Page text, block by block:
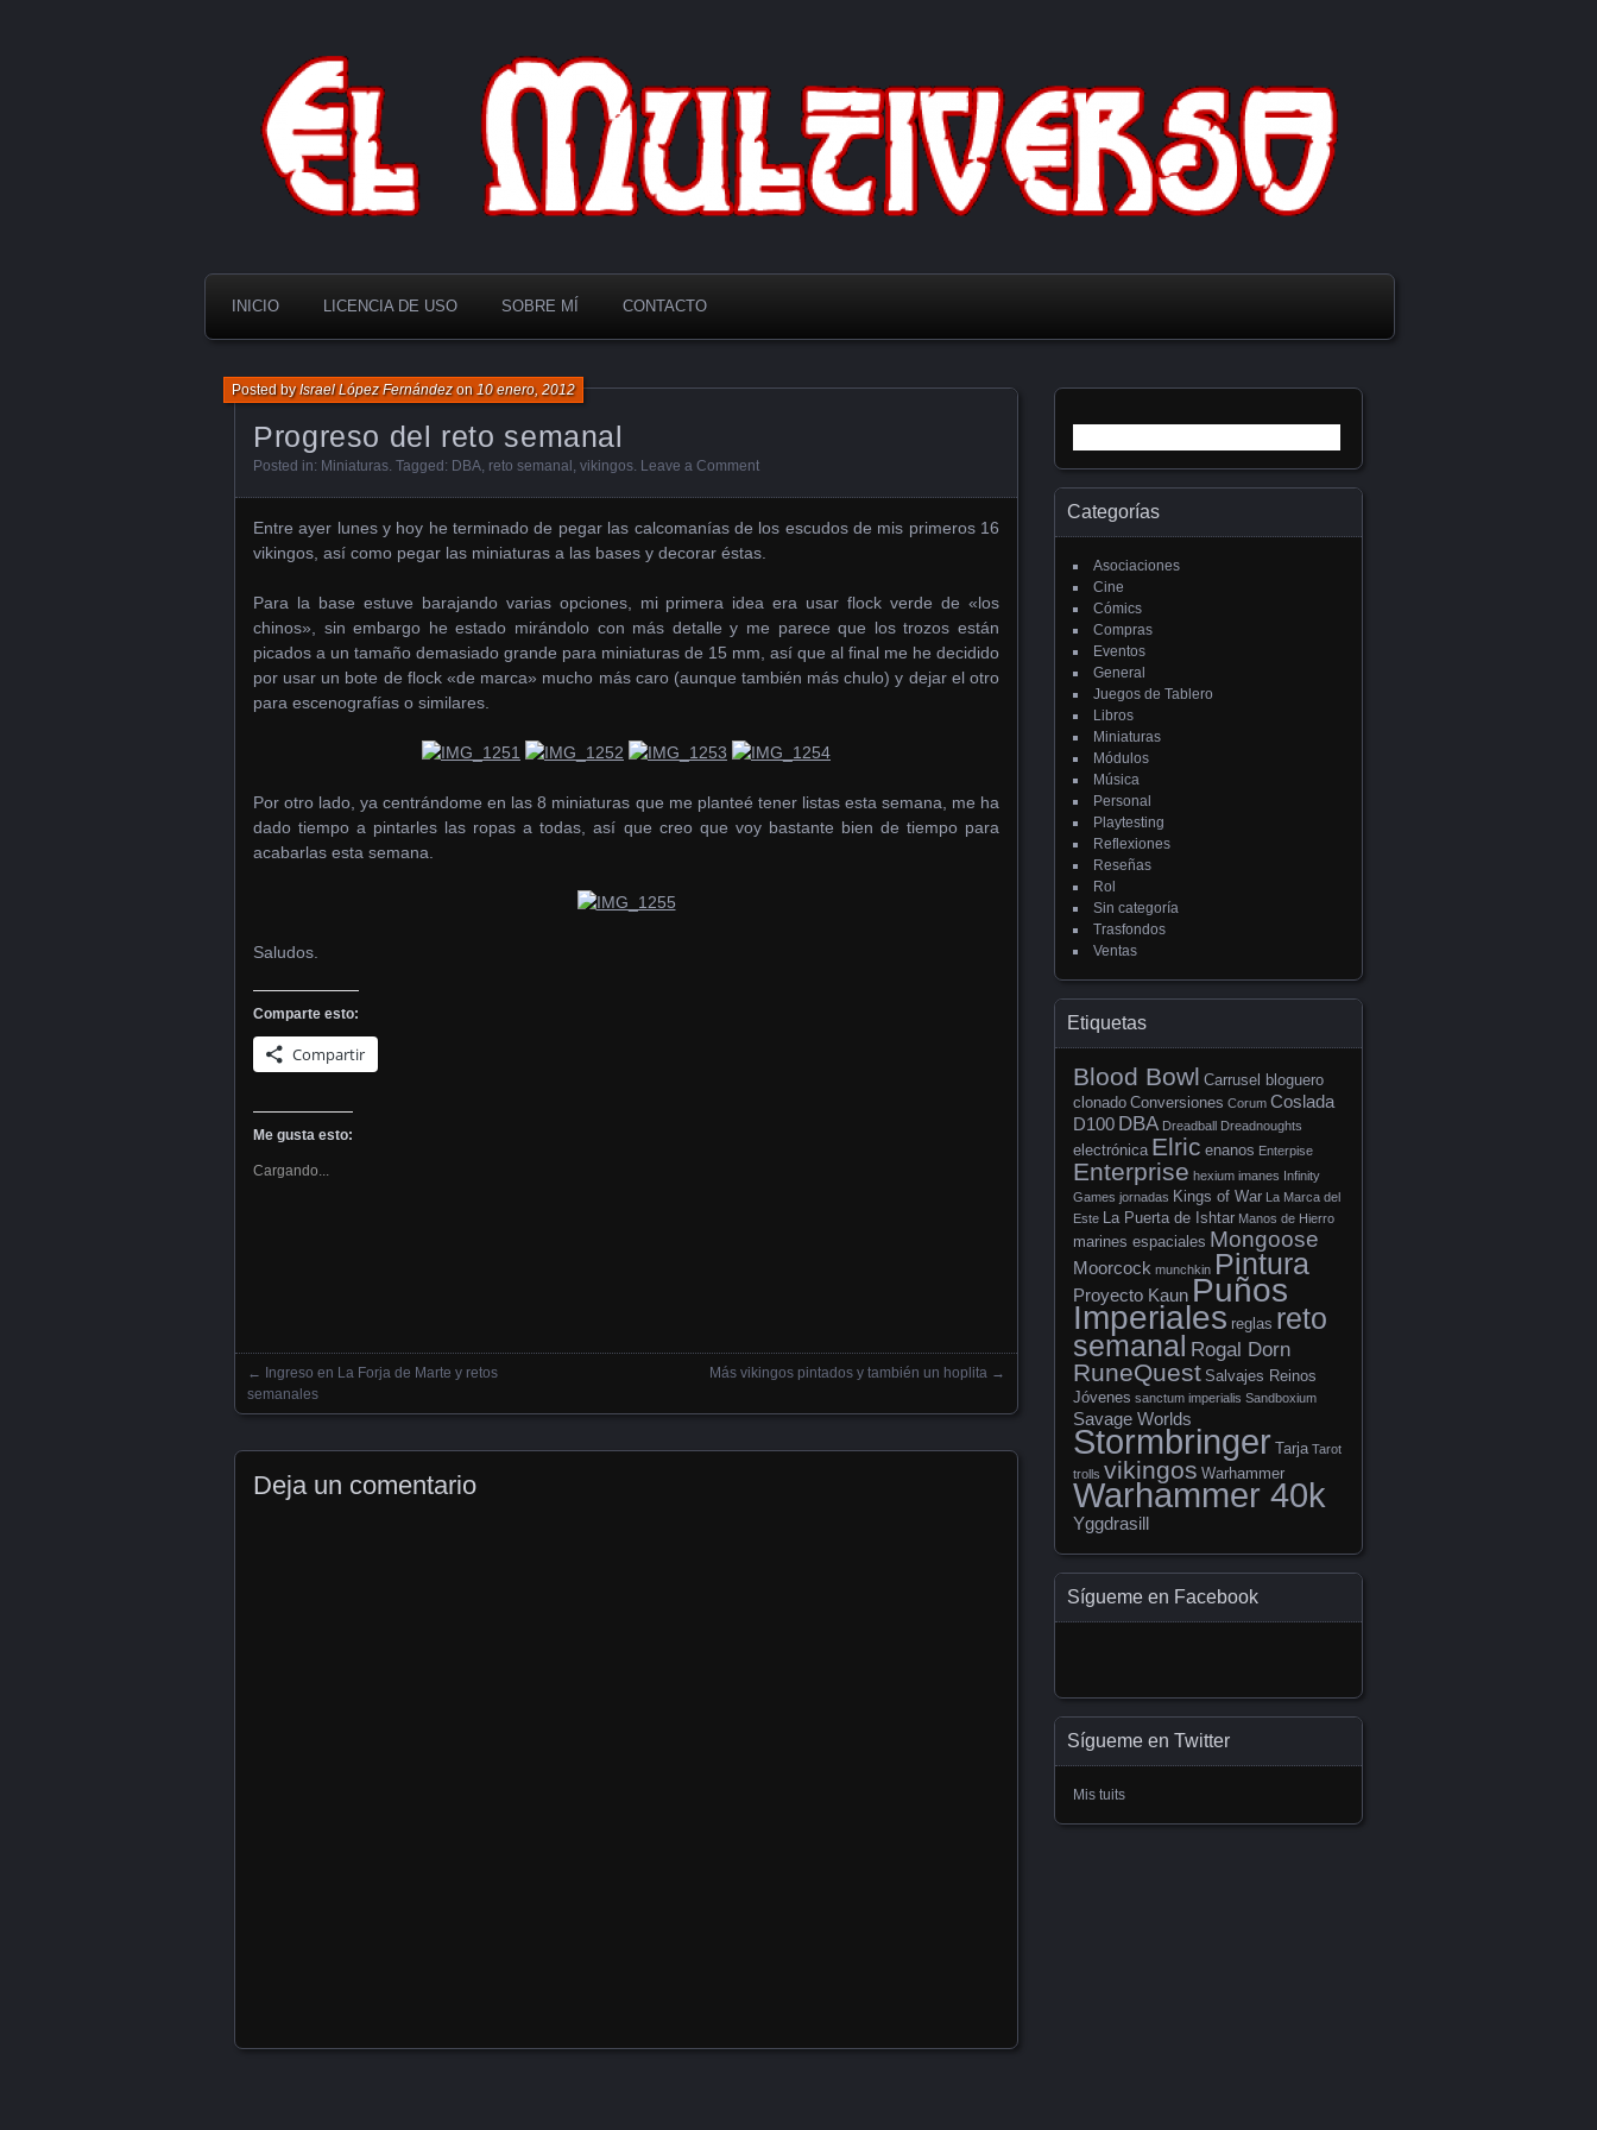
El Multiverso
INICIO LICENCIA DE USO SOBRE MÍ CONTACTO
Progreso del reto semanal
Posted byIsrael López Fernándezon10 enero, 2012
Posted in: Miniaturas. Tagged: DBA, reto semanal , vikingos. Leave a Comment
Entre ayer lunes y hoy he terminado de pegar las calcomanías de los escudos de mis primeros 16
vikingos, así como pegar las miniaturas a las bases y decorar éstas.
Para la base estuve barajando varias opciones, mi primera idea era usar flock verde de «los
chinos», sin embargo he estado mirándolo con más detalle y me parece que los trozos están
picados a un tamaño demasiado grande para miniaturas de 15 mm, así que al final me he decidido
por usar un bote de flock «de marca» mucho más caro (aunque también más chulo) y dejar el otro
para escenografías o similares.
Por otro lado, ya centrándome en las 8 miniaturas que me planteé tener listas esta semana, me ha
dado tiempo a pintarles las ropas a todas, así que creo que voy bastante bien de tiempo para
acabarlas esta semana.
Saludos.
Comparte esto:
Compartir
Me gusta esto:
Cargando...
Posts navigation
←
Ingreso en La Forja de Marte y retos
semanales
Más vikingos pintados y también un hoplita →
Deja un comentario
Categorías
Asociaciones
Cine
Cómics
Compras
Eventos
General
Juegos de Tablero
Libros
Miniaturas
Módulos
Música
Personal
Playtesting
Reflexiones
Reseñas
Rol
Sin categoría
Trasfondos
Ventas
Etiquetas
Blood Bowl Carrusel bloguero
clonado Conversiones Corum Coslada
D100 DBA Dreadball Dreadnoughts
electrónica Elric enanos Enterpise
Enterprise hexium imanes Infinity
Games jornadas Kings of War La Marca del
Este La Puerta de Ishtar Manos de Hierro
marines espaciales Mongoose
Moorcock munchkin Pintura
Proyecto Kaun Puños
Imperiales reglas reto
semanal Rogal Dorn
RuneQuest Salvajes Reinos
Jóvenes sanctum imperialis Sandboxium
Savage Worlds
Stormbringer Tarja Tarot
trolls vikingos Warhammer
Warhammer 40k
Yggdrasill
Sígueme en Facebook
Sígueme en Twitter
Mis tuits